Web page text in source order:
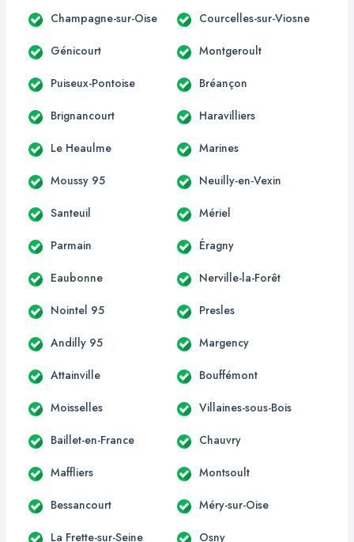
Champagne-sur-Oise Courcelles-sur-Viosne
Génicourt Montgeroult
Puiseux-Pontoise Bréançon
Brignancourt Haravilliers
Le Heaulme Marines
Moussy 95 Neuilly-en-Vexin
Santeuil Mériel
Parmain Éragny
Eaubonne Nerville-la-Forêt
Nointel 95 Presles
Andilly 95 Margency
Attainville Bouffémont
Moisselles Villaines-sous-Bois
Baillet-en-France Chauvry
Maffliers Montsoult
Bessancourt Méry-sur-Oise
La Frette-sur-Seine Osny